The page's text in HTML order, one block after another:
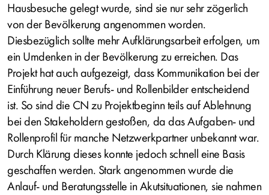
Hausbesuche gelegt wurde, sind sie nur sehr zögerlich
von der Bevölkerung angenommen worden.
Diesbezüglich sollte mehr Aufklärungsarbeit erfolgen, um
ein Umdenken in der Bevölkerung zu erreichen. Das
Projekt hat auch aufgezeigt, dass Kommunikation bei der
Einführung neuer Berufs- und Rollenbilder entscheidend
ist. So sind die CN zu Projektbeginn teils auf Ablehnung
bei den Stakeholdern gestoßen, da das Aufgaben- und
Rollenprofil für manche Netzwerkpartner unbekannt war.
Durch Klärung dieses konnte jedoch schnell eine Basis
geschaffen werden. Stark angenommen wurde die
Anlauf- und Beratungsstelle in Akutsituationen, sie nahmen